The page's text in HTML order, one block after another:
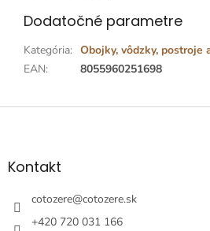
Dodatočné parametre
Kategória: Obojky, vôdzky, postroje
EAN: 8055960251698
Z
äKontakt
cotozere@cotozere.sk
+420 720 031 166